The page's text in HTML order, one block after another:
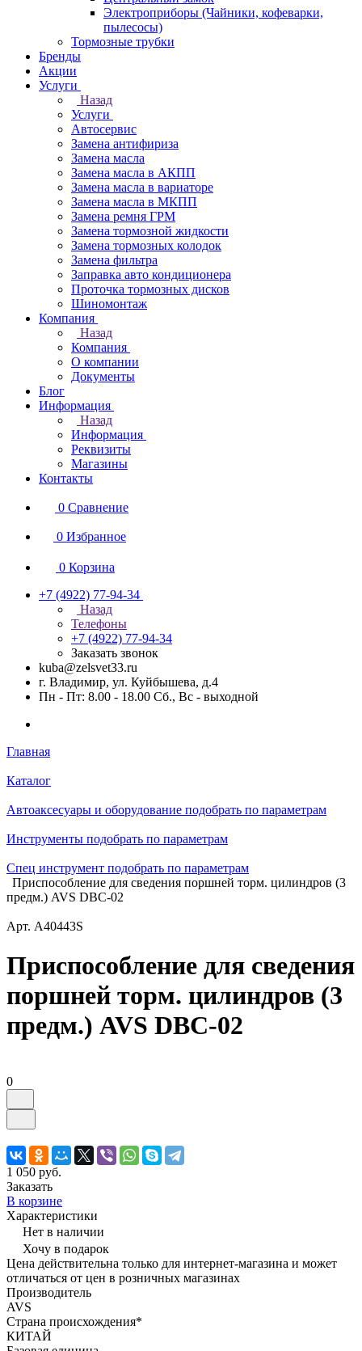
Электроприборы (Чайники, кофеварки,
пылесосы)
Тормозные трубки
Бренды
Акции
Услуги
Назад
Услуги
Автосервис
Замена антифириза
Замена масла
Замена масла в АКПП
Замена масла в вариаторе
Замена масла в МКПП
Замена ремня ГРМ
Замена тормозной жидкости
Замена тормозных колодок
Замена фильтра
Заправка авто кондиционера
Проточка тормозных дисков
Шиномонтаж
Компания
Назад
Компания
О компании
Документы
Блог
Информация
Назад
Информация
Реквизиты
Магазины
Контакты
0 Сравнение
0 Избранное
0 Корзина
+7 (4922) 77-94-34
Назад
Телефоны
+7 (4922) 77-94-34
Заказать звонок
kuba@zelsvet33.ru
г. Владимир, ул. Куйбышева, д.4
Пн - Пт: 8.00 - 18.00 Сб., Вс - выходной
Главная
Каталог
Автоаксесуары и оборудование подобрать по параметрам
Инструменты подобрать по параметрам
Спец инструмент подобрать по параметрам
Приспособление для сведения поршней торм. цилиндров (3
предм.) AVS DBC-02
Арт. A40443S
Приспособление для сведения
поршней торм. цилиндров (3
предм.) AVS DBC-02
0
1 050 руб.
Заказать
В корзине
Характеристики
Нет в наличии
Хочу в подарок
Цена действительна только для интернет-магазина и может
отличаться от цен в розничных магазинах
Производитель
AVS
Страна происхождения*
КИТАЙ